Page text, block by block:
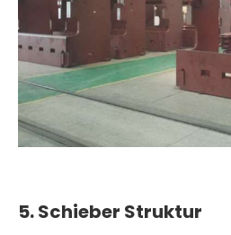
5. Schieber Struktur